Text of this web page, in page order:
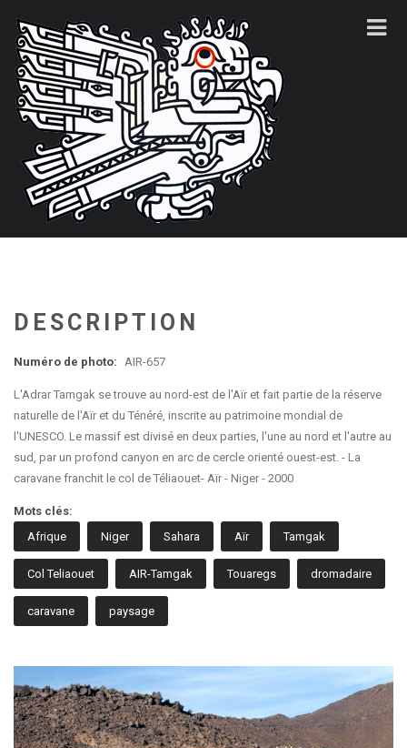
DESCRIPTION
Numéro de photo: AIR-657
L'Adrar Tamgak se trouve au nord-est de l'Aïr et fait partie de la réserve
naturelle de l'Aïr et du Ténéré, inscrite au patrimoine mondial de
l'UNESCO. Le massif est divisé en deux parties, l'une au nord et l'autre au
sud, par un profond canyon en arc de cercle orienté ouest-est. - La
caravane franchit le col de Téliaouet- Aïr - Niger - 2000
Mots clés:
Afrique
Niger Sahara Aïr Tamgak
Col Teliaouet AIR-Tamgak Touaregs dromadaire
caravane paysage